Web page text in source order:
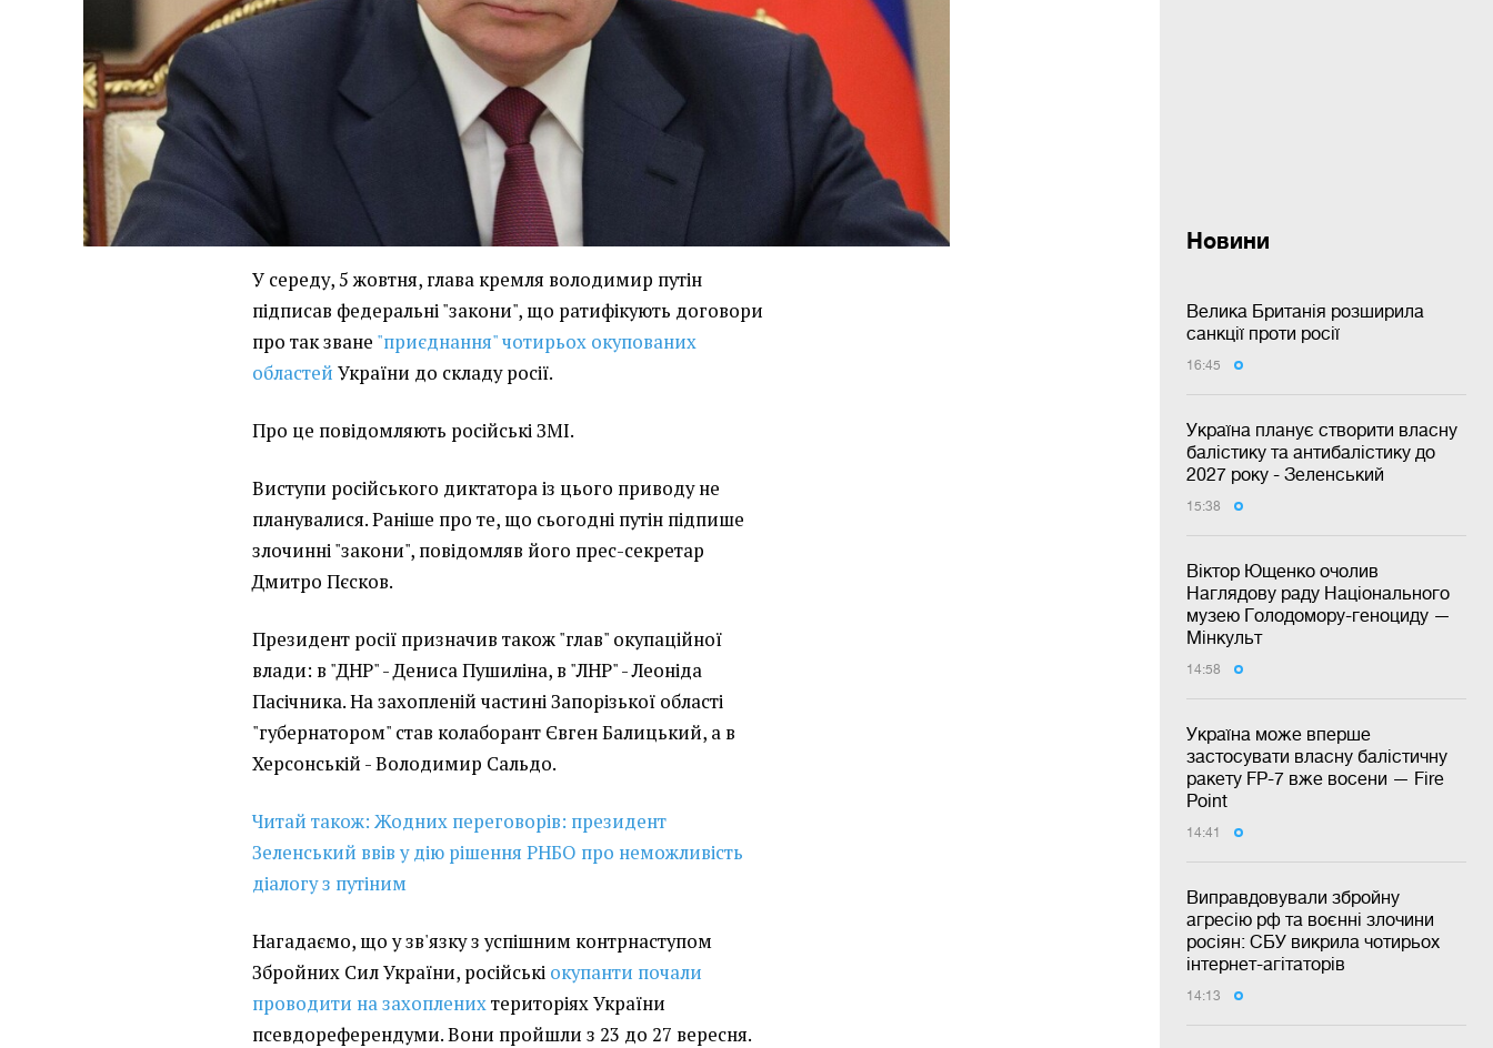
Новини
Велика Британія розширила
санкції проти росії
16:45
Україна планує створити власну
балістику та антибалістику до
2027 року - Зеленський
15:38
Віктор Ющенко очолив
Наглядову раду Національного
музею Голодомору-геноциду —
Мінкульт
14:58
Україна може вперше
застосувати власну балістичну
ракету FP-7 вже восени — Fire
Point
14:41
Виправдовували збройну
агресію рф та воєнні злочини
росіян: СБУ викрила чотирьох
інтернет-агітаторів
14:13
У середу, 5 жовтня, глава кремля володимир путін
підписав федеральні "закони", що ратифікують договори
про так зване "приєднання" чотирьох окупованих
областей України до складу росії.
Про це повідомляють російські ЗМІ.
Виступи російського диктатора із цього приводу не
планувалися. Раніше про те, що сьогодні путін підпише
злочинні "закони", повідомляв його прес-секретар
Дмитро Пєсков.
Президент росії призначив також "глав" окупаційної
влади: в "ДНР" - Дениса Пушиліна, в "ЛНР" - Леоніда
Пасічника. На захопленій частині Запорізької області
"губернатором" став колаборант Євген Балицький, а в
Херсонській - Володимир Сальдо.
Читай також: Жодних переговорів: президент
Зеленський ввів у дію рішення РНБО про неможливість
діалогу з путіним
Нагадаємо, що у зв'язку з успішним контрнаступом
Збройних Сил України, російські окупанти почали
проводити на захопленихтериторіях України
псевдореферендуми. Вони пройшли з 23 до 27 вересня.